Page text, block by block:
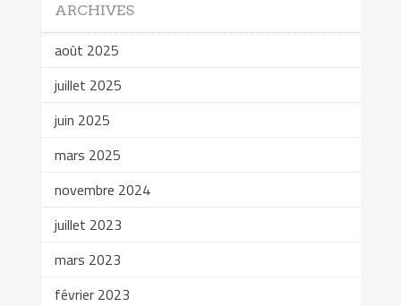
ARCHIVES
août 2025
juillet 2025
juin 2025
mars 2025
novembre 2024
juillet 2023
mars 2023
février 2023